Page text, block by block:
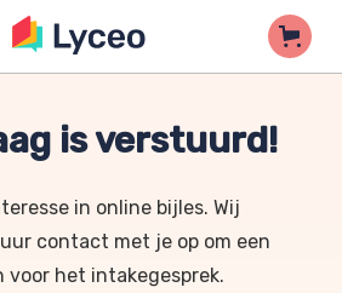
is verstuurd!
in online bijles. Wij
contact met je op om een
voor het intakegesprek.